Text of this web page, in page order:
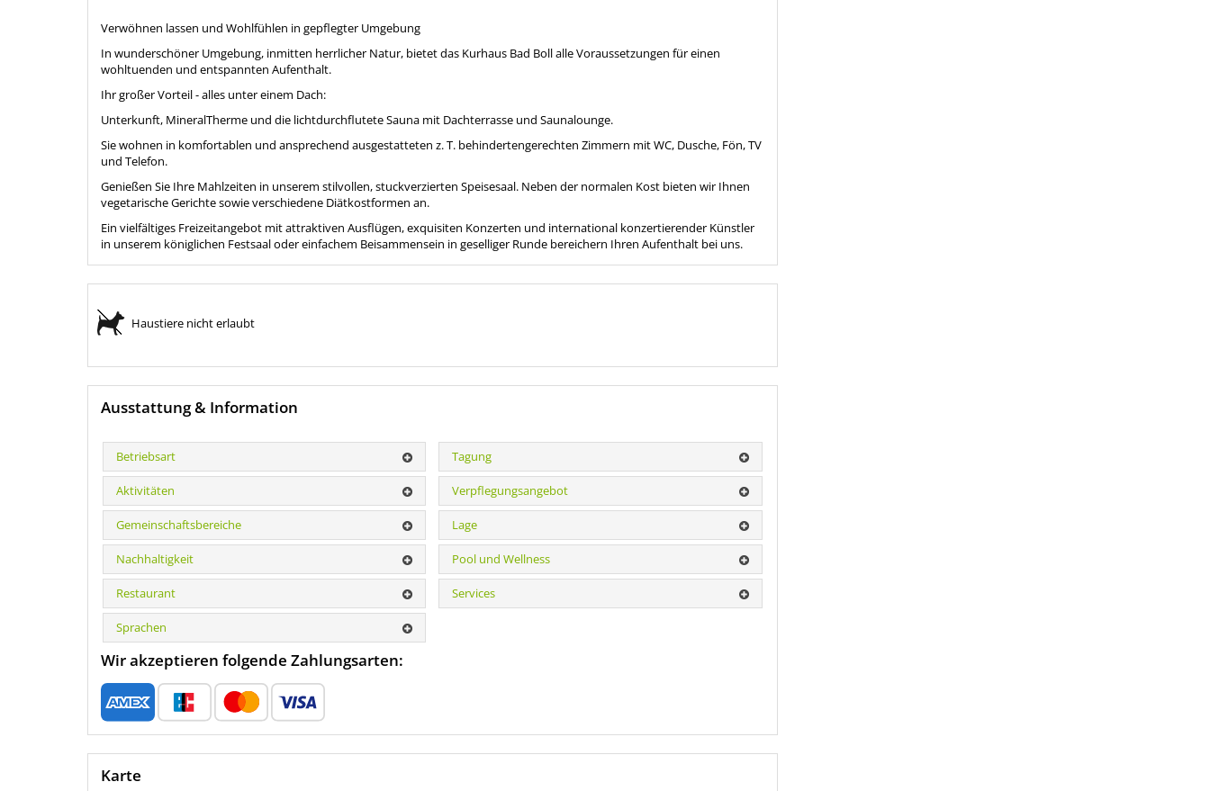
Verwöhnen lassen und Wohlfühlen in gepflegter Umgebung
In wunderschöner Umgebung, inmitten herrlicher Natur, bietet das Kurhaus Bad Boll alle Voraussetzungen für einen
wohltuenden und entspannten Aufenthalt.
Ihr großer Vorteil - alles unter einem Dach:
Unterkunft, MineralTherme und die lichtdurchflutete Sauna mit Dachterrasse und Saunalounge.
Sie wohnen in komfortablen und ansprechend ausgestatteten z. T. behindertengerechten Zimmern mit WC, Dusche, Fön, TV
und Telefon.
Genießen Sie Ihre Mahlzeiten in unserem stilvollen, stuckverzierten Speisesaal. Neben der normalen Kost bieten wir Ihnen
vegetarische Gerichte sowie verschiedene Diätkostformen an.
Ein vielfältiges Freizeitangebot mit attraktiven Ausflügen, exquisiten Konzerten und international konzertierender Künstler
in unserem königlichen Festsaal oder einfachem Beisammensein in geselliger Runde bereichern Ihren Aufenthalt bei uns.
Haustiere nicht erlaubt
Ausstattung & Information
Betriebsart Tagung
Aktivitäten Verpflegungsangebot
Gemeinschaftsbereiche Lage
Nachhaltigkeit Pool und Wellness
Restaurant Services
Sprachen
Wir akzeptieren folgende Zahlungsarten:
Karte